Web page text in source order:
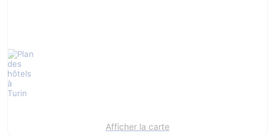
Afficher la carte